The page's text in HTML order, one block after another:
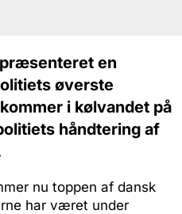
en
øverste
i kølvandet på
håndtering af
nu toppen af dansk
har været under